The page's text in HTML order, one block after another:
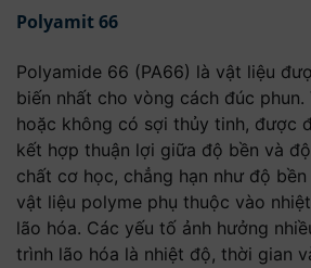
Polyamit 66
Polyamide 66 (PA66) là vật liệu
biến nhất cho vòng cách đúc phun.
hoặc không có sợi thủy tinh, được
kết hợp thuận lợi giữa độ bền và
chất cơ học, chẳng hạn như độ
vật liệu polyme phụ thuộc vào
lão hóa. Các yếu tố ảnh hưởng
trình lão hóa là nhiệt độ, thời gian